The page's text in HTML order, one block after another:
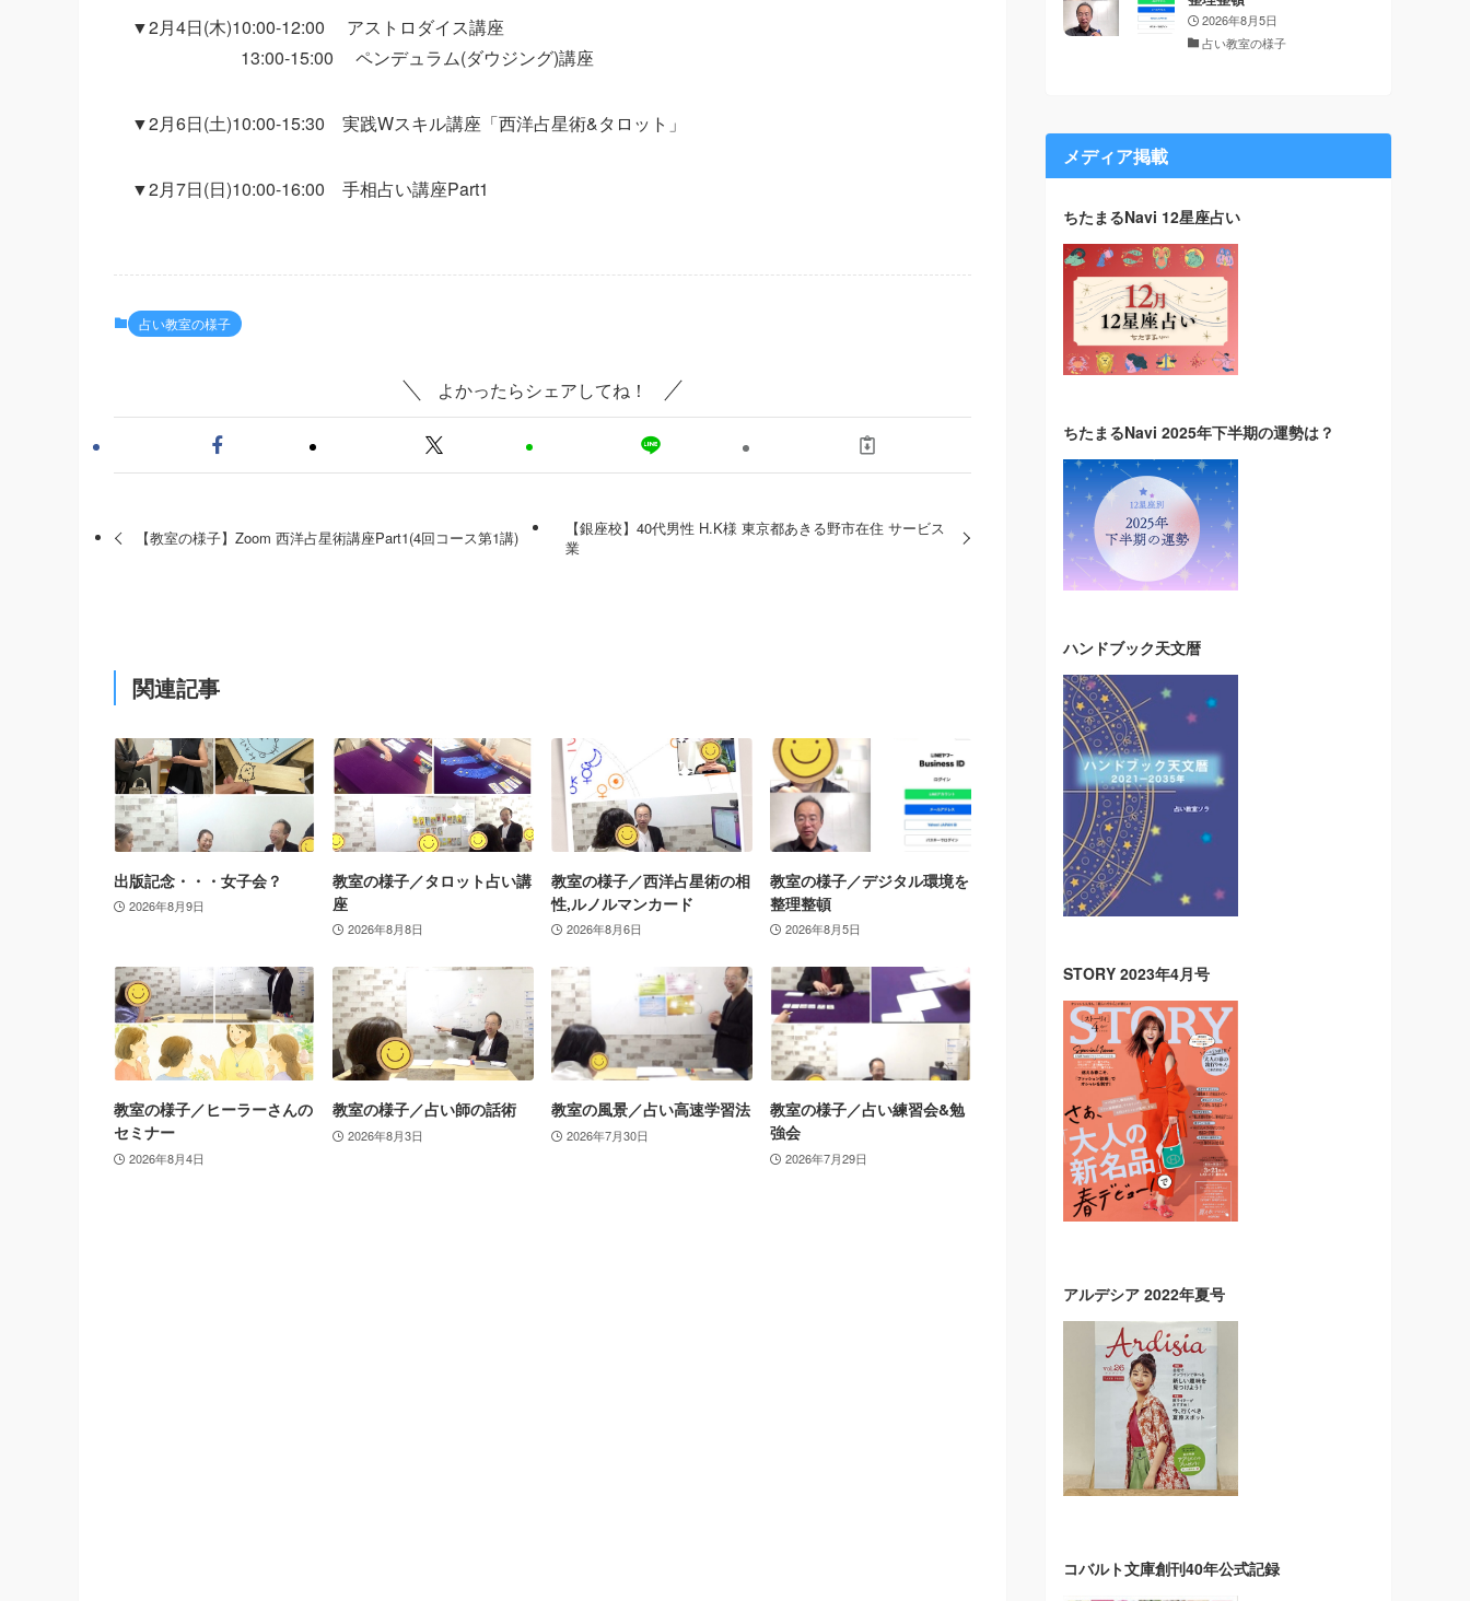
▼2月4日(木)10:00-12:00 アストロダイス講座
13:00-15:00 ペンデュラム(ダウジング)講座
▼2月6日(土)10:00-15:30 実践Wスキル講座「西洋占星術&タロット」
▼2月7日(日)10:00-16:00 手相占い講座Part1
占い教室の様子
よかったらシェアしてね！
【教室の様子】Zoom 西洋占星術講座Part1(4回コース第1講)
【銀座校】40代男性 H.K様 東京都あきる野市在住 サービス
業
関連記事
出版記念・・・女子会？
2026年8月9日
教室の様子／タロット占い講
座
2026年8月8日
教室の様子／西洋占星術の相
性,ルノルマンカード
2026年8月6日
教室の様子／デジタル環境を
整理整頓
2026年8月5日
教室の様子／ヒーラーさんの
セミナー
2026年8月4日
教室の様子／占い師の話術
2026年8月3日
教室の風景／占い高速学習法
2026年7月30日
教室の様子／占い練習会&勉
強会
2026年7月29日
2026年8月5日
占い教室の様子
メディア掲載
ちたまるNavi 12星座占い
ちたまるNavi 2025年下半期の運勢は？
ハンドブック天文暦
STORY 2023年4月号
アルデシア 2022年夏号
コバルト文庫創刊40年公式記録